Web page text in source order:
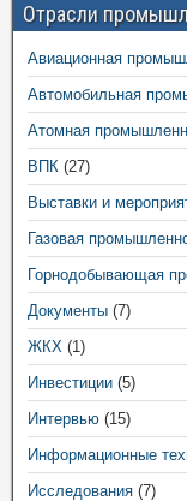
Отрасли
Авиационная
Автомобильная
Атомная
ВПК (27)
Выставки и
Газовая
Горнодобывающая
Документы (7)
ЖКХ (1)
Инвестиции (5)
Интервью (15)
Информационные
Исследования (7)